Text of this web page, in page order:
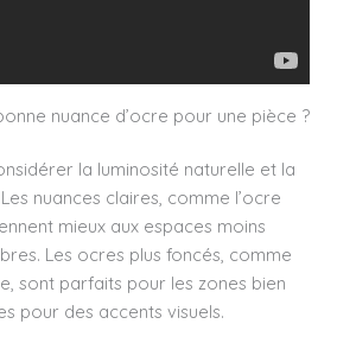
nuance d’ocre pour une pièce ?
la luminosité naturelle et la
nuances claires, comme l’ocre
mieux aux espaces moins
Les ocres plus foncés, comme
sont parfaits pour les zones bien
pour des accents visuels.